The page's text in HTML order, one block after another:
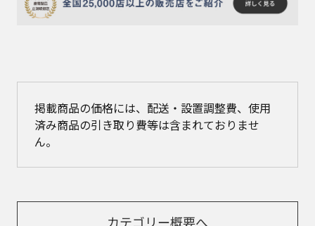
掲載商品の価格には、配送・設置調整費、使用
済み商品の引き取り費等は含まれておりませ
ん。
カテゴリー概要へ